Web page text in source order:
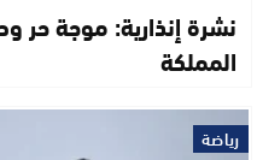
نشرة إنذارية: موجة
المملكة
رياضة